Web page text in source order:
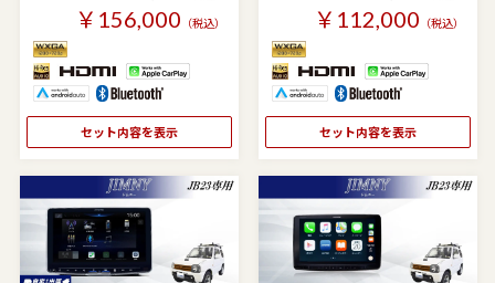
￥156,000 （税込）
セット内容を表示
￥112,000 （税込）
セット内容を表示